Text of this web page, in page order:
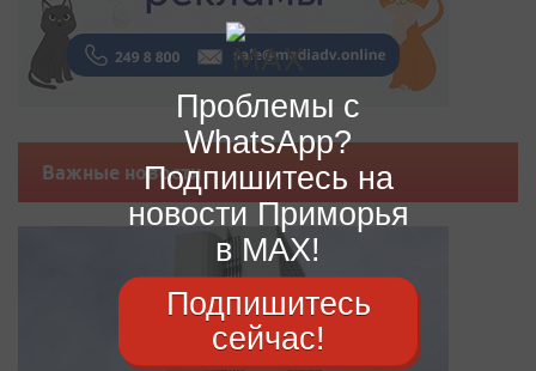
Важные новости
Проблемы с
WhatsApp?
Подпишитесь на
новости Приморья
в MAX!
Подпишитесь
сейчас!